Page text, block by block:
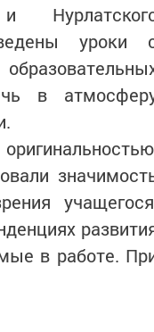
уроки
в
в работе.